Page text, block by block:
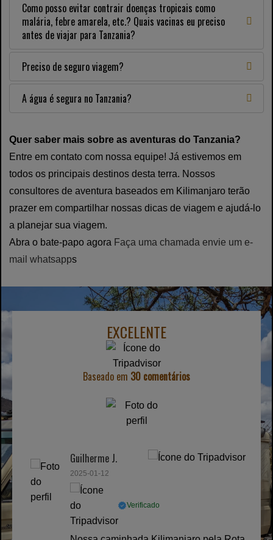
Como posso evitar contrair doenças tropicais como
malária, febre amarela, etc.? Quais vacinas eu preciso
antes de viajar para Tanzania?
Preciso de seguro viagem?
A água é segura no Tanzania?
Quer saber mais sobre as aventuras do Tanzania?
Entre em contato com nossa equipe! Já estivemos em
todos os principais destinos desta terra. Nossos
consultores de aventura baseados em Kilimanjaro terão
prazer em compartilhar nossas dicas de viagem e ajudá-lo
a planejar sua viagem.
Abra o bate-papo agora Faça uma chamada envie um e-
mail whatsapps
EXCELENTE
Baseado em 30 comentários
Guilherme J.
2025-01-12
Verificado